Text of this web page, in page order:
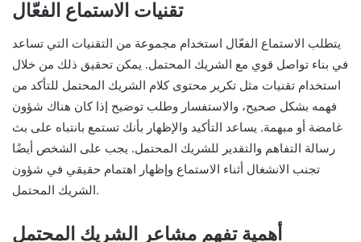
تقنيات الاستماع الفعّال
يتطلب الاستماع الفعّال استخدام مجموعة من التقنيات التي تساعد
في بناء تواصل قوي مع الشريك المحتمل. يمكن تحقيق ذلك من خلال
استخدام تقنيات مثل تكرير محتوى كلام الشريك المحتمل للتأكد من
فهمه بشكل صحيح، والاستفسار وطلب توضيح إذا كان هناك شؤون
غامضة أو مبهمة. يساعد التأكيد والإظهار بأنك تستمع بانتباه على بث
رسالة التفاهم والتقدير للشريك المحتمل. يجب على الشخص أيضًا
تجنب الانشغال أثناء الاستماع وإظهار اهتمام حقيقي في شؤون
الشريك المحتمل.
أهمية تفهم مشاعر الشريك المحتمل